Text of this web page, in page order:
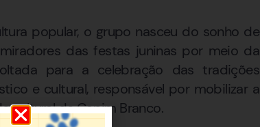
popular, o grupo nasceu do sonho de
das festas juninas por meio da
para a celebração das tradições
e cultural, responsável por mobilizar a
cultural de Capim Branco.